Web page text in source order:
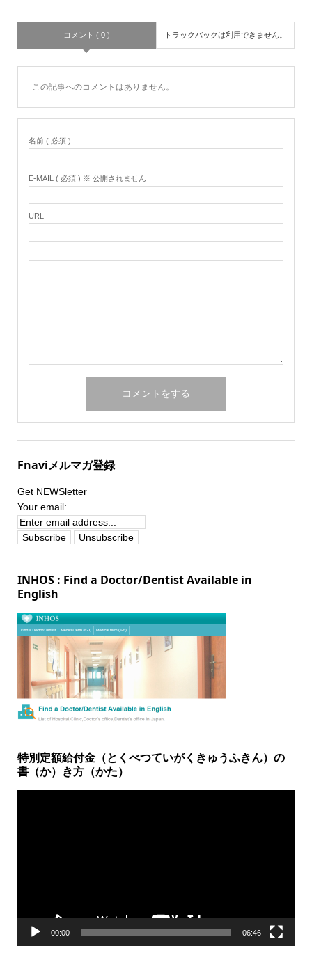
コメント ( 0 ) トラックバックは利用できません。
この記事へのコメントはありません。
名前 ( 必須 )
E-MAIL ( 必須 ) ※ 公開されません
URL
Fnaviメルマガ登録
Get NEWSletter
Your email:
INHOS : Find a Doctor/Dentist Available in
English
特別定額給付金（とくべつていがくきゅうふきん）の
書（か）き方（かた）
00:00 06:46